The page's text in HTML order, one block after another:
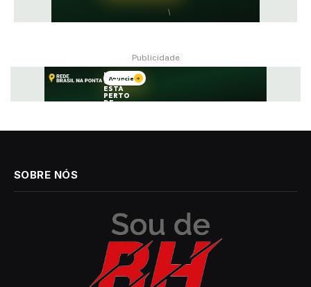
Publicidade
SOBRE NÓS